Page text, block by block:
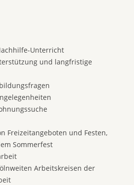
Unterricht
und langfristige
Freizeitangeboten und Festen,
Sommerfest
Arbeitskreisen der